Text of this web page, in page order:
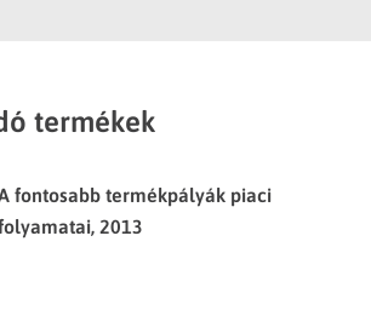
termékek
fontosabb termékpályák piaci
2013